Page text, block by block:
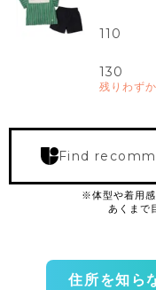
110
130
残りわずか
Find
住所を知ら